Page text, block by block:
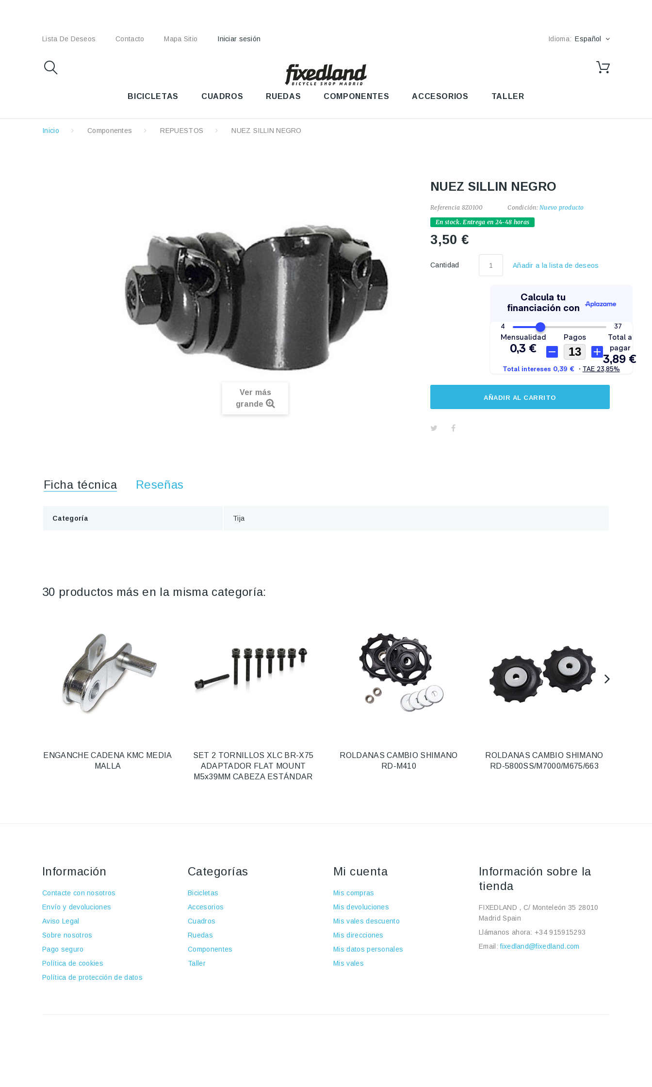
Lista De Deseos Contacto Mapa Sitio Iniciar sesión Idioma: Español
BICICLETAS CUADROS RUEDAS COMPONENTES ACCESORIOS TALLER
Inicio Componentes REPUESTOS NUEZ SILLIN NEGRO
Ver más
grande
NUEZ SILLIN NEGRO
Referencia 8Z0100 Condición: Nuevo producto
En stock. Entrega en 24-48 horas
3,50 €
Cantidad Añadir a la lista de deseos
AÑADIR AL CARRITO
Ficha técnica Reseñas
Categoría Tija
30 productos más en la misma categoría:
ENGANCHE CADENA KMC MEDIA
MALLA
SET 2 TORNILLOS XLC BR-X75
ADAPTADOR FLAT MOUNT
M5x39MM CABEZA ESTÁNDAR
ROLDANAS CAMBIO SHIMANO
RD-M410
ROLDANAS CAMBIO SHIMANO
RD-5800SS/M7000/M675/663
Información
Contacte con nosotros
Envío y devoluciones
Aviso Legal
Sobre nosotros
Pago seguro
Política de cookies
Política de protección de datos
Categorías
Bicicletas
Accesorios
Cuadros
Ruedas
Componentes
Taller
Mi cuenta
Mis compras
Mis devoluciones
Mis vales descuento
Mis direcciones
Mis datos personales
Mis vales
Información sobre la
tienda
FIXEDLAND , C/ Monteleón 35 28010
Madrid Spain
Llámanos ahora: +34 915915293
Email:fixedland@fixedland.com